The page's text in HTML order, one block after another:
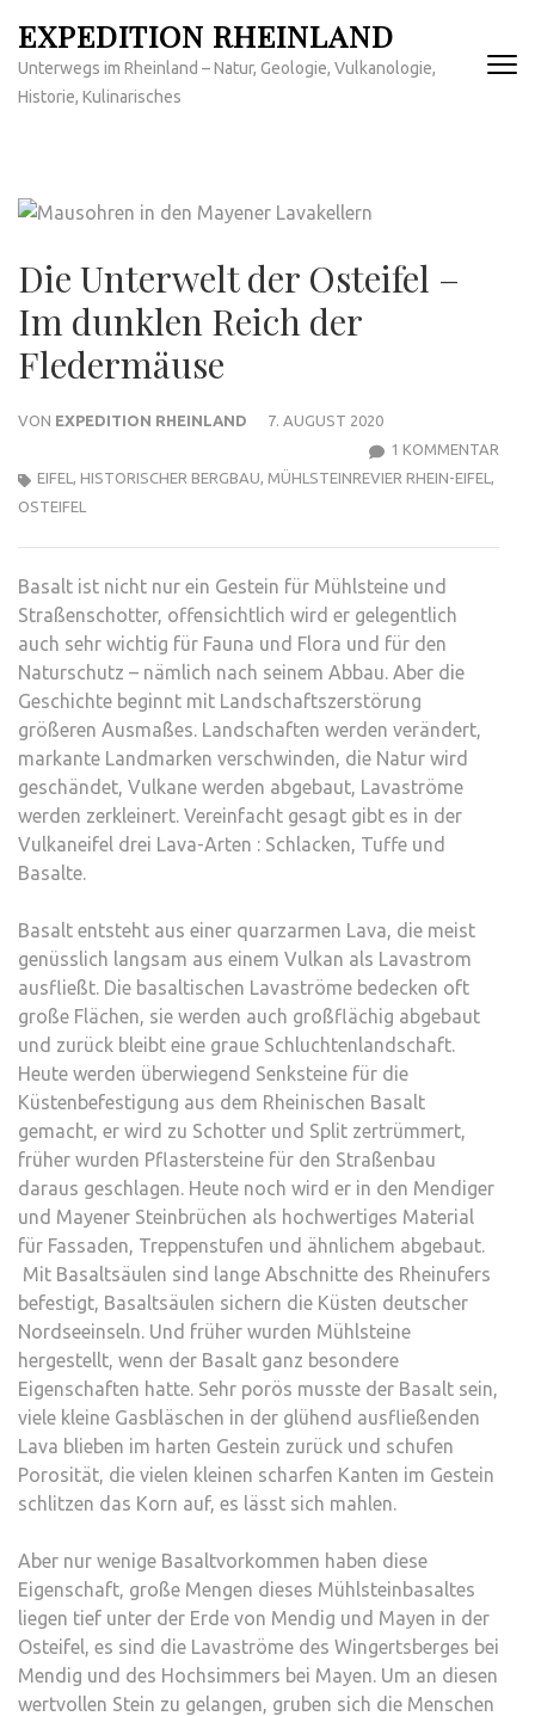
Inhalt
springen
(Enter
EXPEDITION RHEINLAND
Unterwegs im Rheinland – Natur, Geologie, Vulkanologie,
Historie, Kulinarisches
Die Unterwelt der Osteifel –
Im dunklen Reich der
Fledermäuse
VON EXPEDITION RHEINLAND
7. AUGUST 2020
1 KOMMENTAR
EIFEL , HISTORISCHER BERGBAU, MÜHLSTEINREVIER RHEIN-EIFEL ,
OSTEIFEL
Basalt ist nicht nur ein Gestein für Mühlsteine und
Straßenschotter, offensichtlich wird er gelegentlich
auch sehr wichtig für Fauna und Flora und für den
Naturschutz – nämlich nach seinem Abbau. Aber die
Geschichte beginnt mit Landschaftszerstörung
größeren Ausmaßes. Landschaften werden verändert,
markante Landmarken verschwinden, die Natur wird
geschändet, Vulkane werden abgebaut, Lavaströme
werden zerkleinert. Vereinfacht gesagt gibt es in der
Vulkaneifel drei Lava-Arten : Schlacken, Tuffe und
Basalte.
Basalt entsteht aus einer quarzarmen Lava, die meist
genüsslich langsam aus einem Vulkan als Lavastrom
ausfließt. Die basaltischen Lavaströme bedecken oft
große Flächen, sie werden auch großflächig abgebaut
und zurück bleibt eine graue Schluchtenlandschaft.
Heute werden überwiegend Senksteine für die
Küstenbefestigung aus dem Rheinischen Basalt
gemacht, er wird zu Schotter und Split zertrümmert,
früher wurden Pflastersteine für den Straßenbau
daraus geschlagen. Heute noch wird er in den Mendiger
und Mayener Steinbrüchen als hochwertiges Material
für Fassaden, Treppenstufen und ähnlichem abgebaut.
Mit Basaltsäulen sind lange Abschnitte des Rheinufers
befestigt, Basaltsäulen sichern die Küsten deutscher
Nordseeinseln. Und früher wurden Mühlsteine
hergestellt, wenn der Basalt ganz besondere
Eigenschaften hatte. Sehr porös musste der Basalt sein,
viele kleine Gasbläschen in der glühend ausfließenden
Lava blieben im harten Gestein zurück und schufen
Porosität, die vielen kleinen scharfen Kanten im Gestein
schlitzen das Korn auf, es lässt sich mahlen.
Aber nur wenige Basaltvorkommen haben diese
Eigenschaft, große Mengen dieses Mühlsteinbasaltes
liegen tief unter der Erde von Mendig und Mayen in der
Osteifel, es sind die Lavaströme des Wingertsberges bei
Mendig und des Hochsimmers bei Mayen. Um an diesen
wertvollen Stein zu gelangen, gruben sich die Menschen